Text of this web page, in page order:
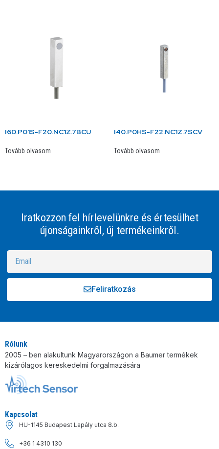
I60.P01S-F20.NC1Z.7BCU
Tovább olvasom
I40.P0HS-F22.NC1Z.7SCV
Tovább olvasom
Iratkozzon fel hírlevelünkre és értesülhet
újonságainkről, új termékeinkről.
Feliratkozás
Rólunk
2005 – ben alakultunk Magyarországon a Baumer termékek
kizárólagos kereskedelmi forgalmazására
Kapcsolat
HU-1145 Budapest Lapály utca 8.b.
+36 1 4310 130